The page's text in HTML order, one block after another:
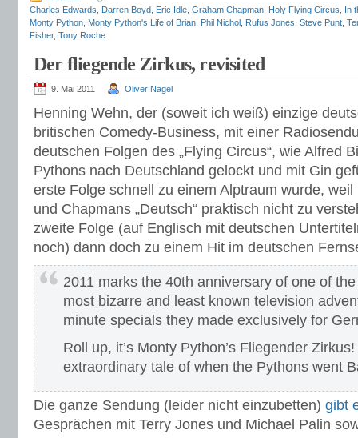
Charles Edwards
Darren Boyd Eric Idle Graham Chapman Holy Flying Circus
In
Monty Python Monty Python's Life of Brian Phil Nichol Rufus Jones Steve Punt
Fisher, Tony Roche
Der fliegende Zirkus, revisited
9. Mai 2011 Oliver Nagel
Henning Wehn, der (soweit ich weiß) einzige
britischen Comedy-Business, mit einer
deutschen Folgen des „Flying Circus“, wie Alfred
Pythons nach Deutschland gelockt und mit Gin
erste Folge schnell zu einem Alptraum wurde, weil
und Chapmans „Deutsch“ praktisch nicht zu
zweite Folge (auf Englisch mit deutschen
noch) dann doch zu einem Hit im deutschen
2011 marks the 40th anniversary of one of
most bizarre and least known television
minute specials they made exclusively for
Roll up, it’s Monty Python’s Fliegender
extraordinary tale of when the Pythons went
Die ganze Sendung (leider nicht einzubetten) gibt
Gesprächen mit Terry Jones und Michael Palin